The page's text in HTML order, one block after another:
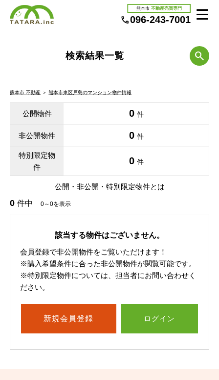
熊本市 不動産売買専門
096-243-7001
検索結果一覧
熊本市 不動産 ＞ 熊本市東区戸島のマンション物件情報
公開物件 0 件
非公開物件 0 件
特別限定物
件
0 件
公開・非公開・特別限定物件とは
0 件中 0～0を表示
該当する物件はございません。
会員登録で非公開物件をご覧いただけます！
※購入希望条件に合った非公開物件が閲覧可能です。
※特別限定物件については、担当者にお問い合わせく
ださい。
新規会員登録 ログイン